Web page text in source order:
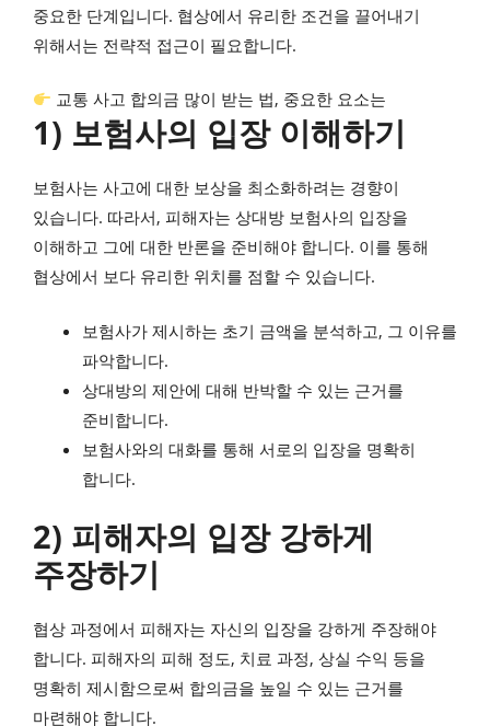
중요한 단계입니다. 협상에서 유리한 조건을 끌어내기
위해서는 전략적 접근이 필요합니다.
교통 사고 합의금 많이 받는 법, 중요한 요소는
1) 보험사의 입장 이해하기
보험사는 사고에 대한 보상을 최소화하려는 경향이
있습니다. 따라서, 피해자는 상대방 보험사의 입장을
이해하고 그에 대한 반론을 준비해야 합니다. 이를 통해
협상에서 보다 유리한 위치를 점할 수 있습니다.
보험사가 제시하는 초기 금액을 분석하고, 그 이유를
파악합니다.
상대방의 제안에 대해 반박할 수 있는 근거를
준비합니다.
보험사와의 대화를 통해 서로의 입장을 명확히
합니다.
2) 피해자의 입장 강하게
주장하기
협상 과정에서 피해자는 자신의 입장을 강하게 주장해야
합니다. 피해자의 피해 정도, 치료 과정, 상실 수익 등을
명확히 제시함으로써 합의금을 높일 수 있는 근거를
마련해야 합니다.